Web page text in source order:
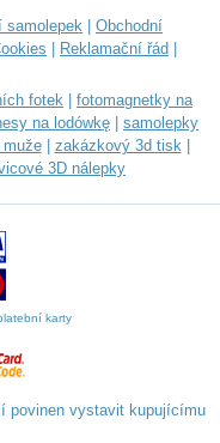
samolepek
Obchodní
Reklamační řád
fotek
fotomagnetky na
na lodówkę
samolepky
| zakázkový 3d tisk|
3D nálepky
karty
povinen vystavit kupujícímu